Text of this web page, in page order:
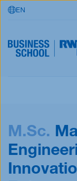
Zum Hauptinhalt
EN
Offene Kurse
Für
RWTH
M.Sc.